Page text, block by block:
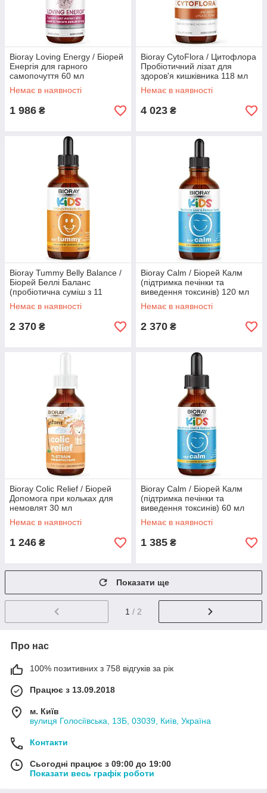
Bioray Loving Energy / Біорей
Енергія для гарного
самопочуття 60 мл
Немає в наявності
1 986 ₴
Bioray CytoFlora / Цитофлора
Пробіотичний лізат для
здоров'я кишківника 118 мл
Немає в наявності
4 023 ₴
Bioray Tummy Belly Balance /
Біорей Беллі Баланс
(пробіотична суміш з 11
штамів) 118 мл
Немає в наявності
2 370 ₴
Bioray Calm / Біорей Калм
(підтримка печінки та
виведення токсинів) 120 мл
Немає в наявності
2 370 ₴
Bioray Colic Relief / Біорей
Допомога при кольках для
немовлят 30 мл
Немає в наявності
1 246 ₴
Bioray Calm / Біорей Калм
(підтримка печінки та
виведення токсинів) 60 мл
Немає в наявності
1 385 ₴
Показати ще
1 / 2
Про нас
100% позитивних з 758 відгуків за рік
Працює з 13.09.2018
м. Київ
вулиця Голосіївська, 13Б, 03039, Київ, Україна
Контакти
Сьогодні працює з 09:00 до 19:00
Показати весь графік роботи